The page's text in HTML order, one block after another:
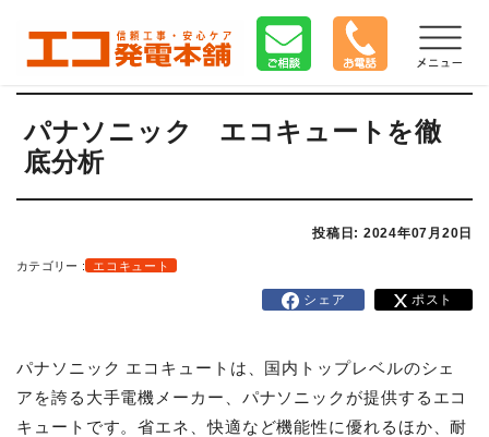
パナソニック エコキュートを徹
底分析
投稿日: 2024年07月20日
カテゴリー : エコキュート
シェア ポスト
パナソニック エコキュートは、国内トップレベルのシェ
アを誇る大手電機メーカー、パナソニックが提供するエコ
キュートです。省エネ、快適など機能性に優れるほか、耐